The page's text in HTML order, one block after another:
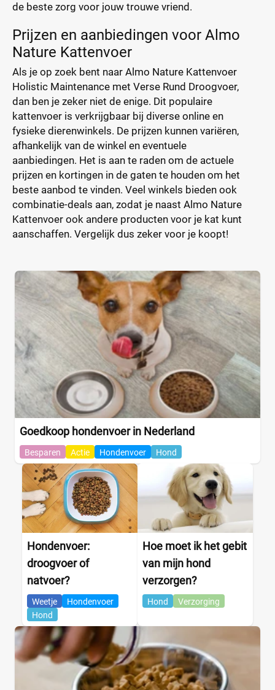
de beste zorg voor jouw trouwe vriend.
Prijzen en aanbiedingen voor Almo
Nature Kattenvoer
Als je op zoek bent naar Almo Nature Kattenvoer
Holistic Maintenance met Verse Rund Droogvoer,
dan ben je zeker niet de enige. Dit populaire
kattenvoer is verkrijgbaar bij diverse online en
fysieke dierenwinkels. De prijzen kunnen variëren,
afhankelijk van de winkel en eventuele
aanbiedingen. Het is aan te raden om de actuele
prijzen en kortingen in de gaten te houden om het
beste aanbod te vinden. Veel winkels bieden ook
combinatie-deals aan, zodat je naast Almo Nature
Kattenvoer ook andere producten voor je kat kunt
aanschaffen. Vergelijk dus zeker voor je koopt!
Goedkoop hondenvoer in Nederland
Besparen Actie Hondenvoer Hond
Hondenvoer:
droogvoer of
natvoer?
Weetje
Hondenvoer
Hond
Hoe moet ik het gebit
van mijn hond
verzorgen?
Hond Verzorging